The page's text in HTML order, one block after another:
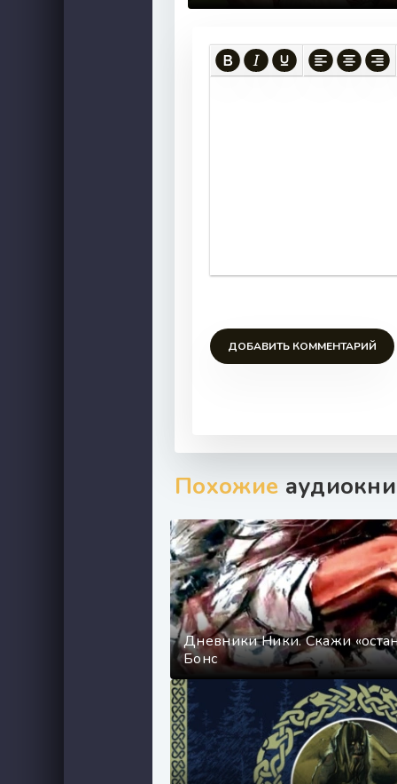
ДОБАВИТЬ КОММЕНТАРИЙ
Похожие
Дневники Ники. Скажи
Бонс